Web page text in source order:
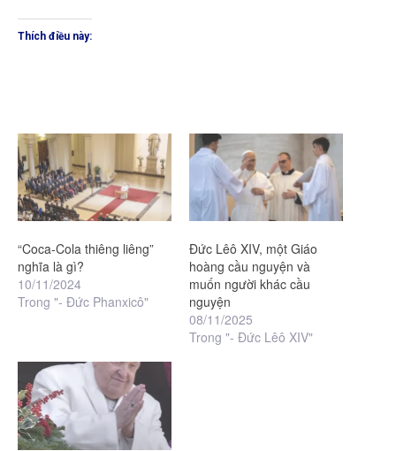
Thích điều này:
“Coca-Cola thiêng liêng”
nghĩa là gì?
10/11/2024
Trong "- Đức Phanxicô"
Đức Lêô XIV, một Giáo
hoàng cầu nguyện và
muốn người khác cầu
nguyện
08/11/2025
Trong "- Đức Lêô XIV"